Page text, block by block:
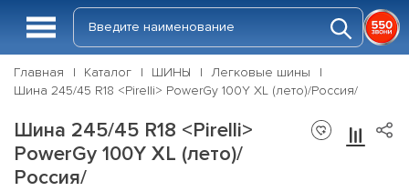
Главная Каталог ШИНЫ
Легковые шины
Шина 245/45 R18 <Pirelli> PowerGy 100Y XL (лето)/Россия/
Шина 245/45 R18 <Pirelli>
PowerGy 100Y XL (лето)/
Россия/